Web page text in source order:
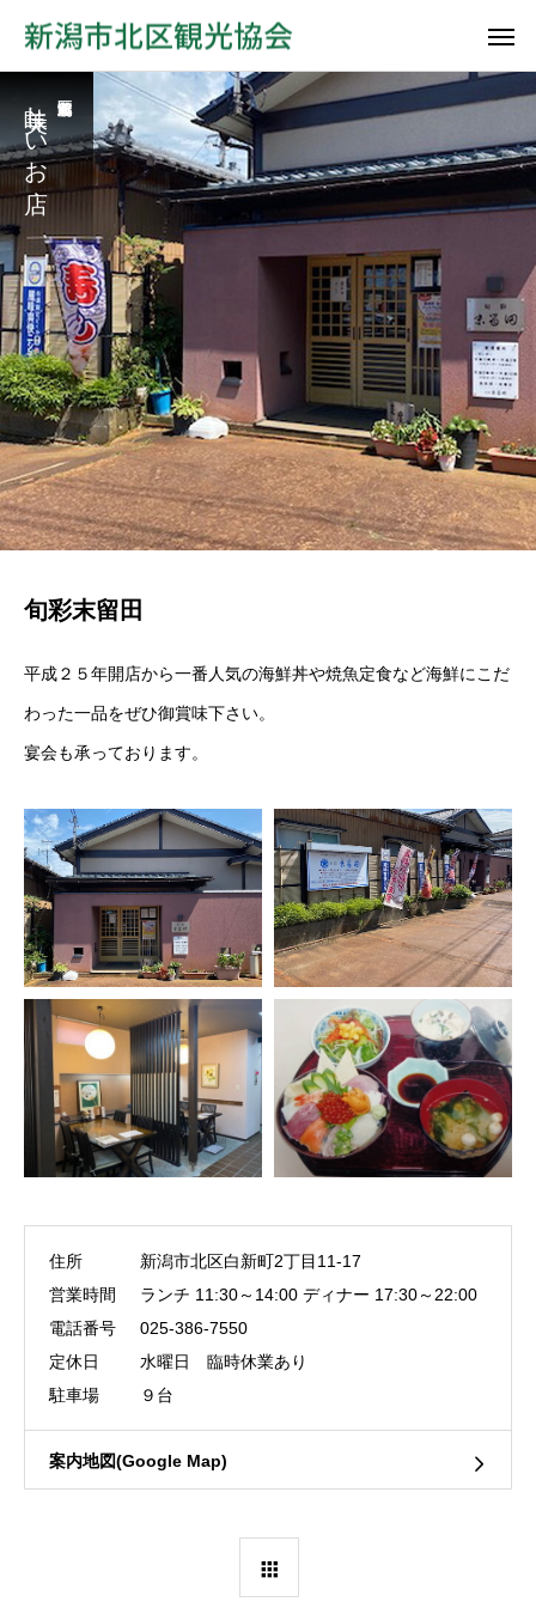
美味しいお店
旬彩末留田
平成２５年開店から一番人気の海鮮丼や焼魚定食など海鮮にこだ
わった一品をぜひ御賞味下さい。
宴会も承っております。
住所
新潟市北区白新町2丁目11-17
営業時間
ランチ 11:30～14:00 ディナー 17:30～22:00
電話番号
025-386-7550
定休日
水曜日 臨時休業あり
駐車場
９台
案内地図(Google Map)